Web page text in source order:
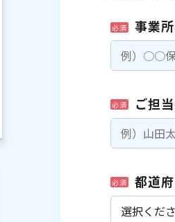
必須 事業
必須 ご担
必須 都道